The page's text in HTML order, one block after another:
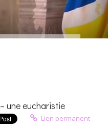
une eucharistie
Lien permanent